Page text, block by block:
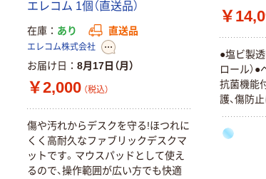
エレコム 1個（直送品）
在庫 あり 直送品
エレコム株式会社
お届け日 8月17日（月）
￥2,000 （税込）
傷や汚れからデスクを守る!ほつれに
くく高耐久なファブリックデスクマ
ットです。マウスパッドとして使え
るので、操作範囲が広い方でも快適
￥
●塩ビ製
ロール）●
抗菌機能
護、傷防